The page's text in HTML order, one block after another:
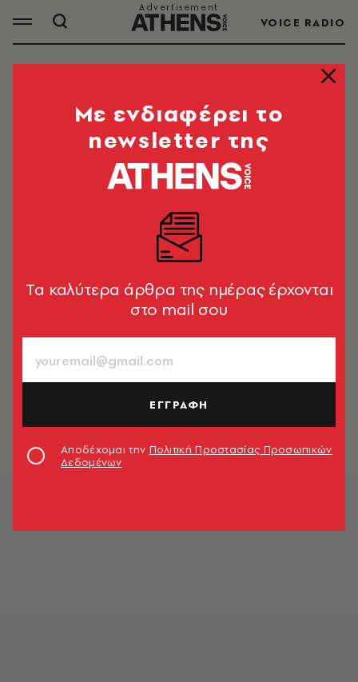
VOICE RADIO
ΖΕΥΓΑΡΙΑ
ΟΛΑ ΤΑ ΑΡΘΡΑ ΤΟΥ TAG
TRENDING NOW
καρκίνο και αυτός της έκανε
πρόταση γάμου (εικόνες, video)
ΕΙΚΑΣΤΙΚΑ
Τα 100 ερωτευμένα ζευγάρια που
κατέλαβαν το Παρίσι
Δημήτρης Αθανασιάδης
Mε ενδιαφέρει το
newsletter της
Tα καλύτερα άρθρα της ημέρας έρχονται
στο mail σου
ΕΓΓΡΑΦΗ
Αποδέχομαι την Πολιτική Προστασίας Προσωπικών
Δεδομένων